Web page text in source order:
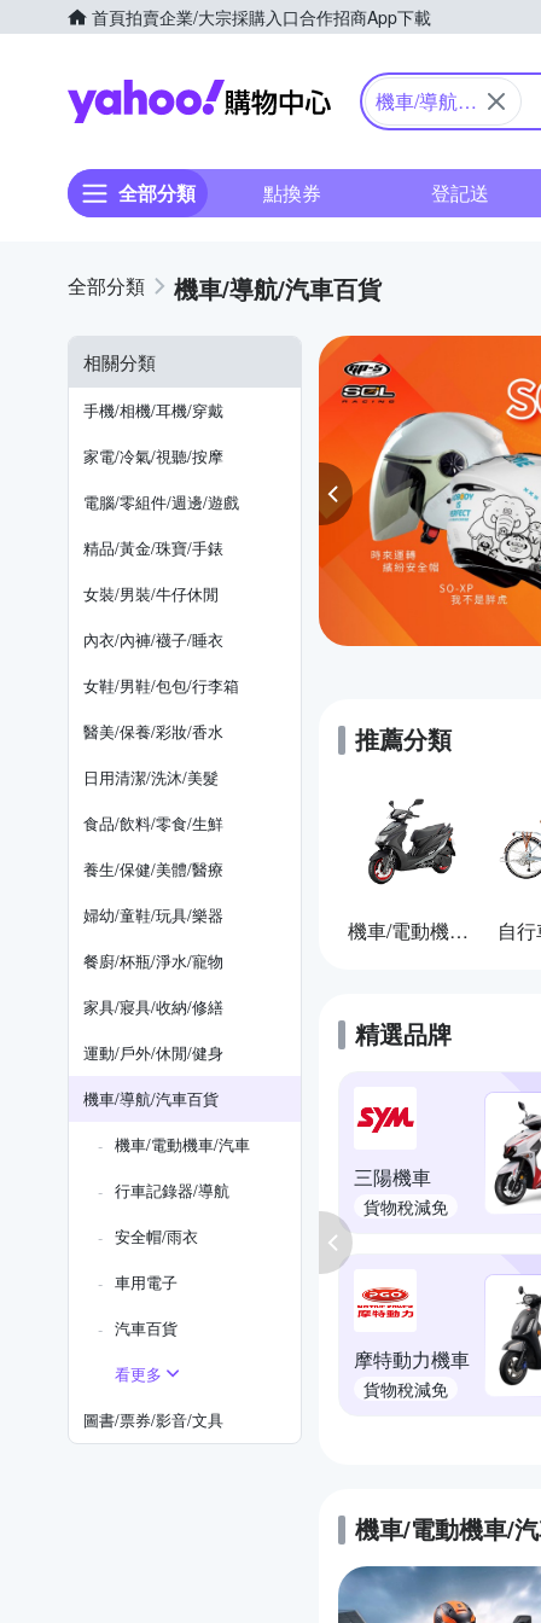
首頁拍賣企業/大宗採購入口合作招商App下載
Yahoo購物中心
機車/導航/
全部分類
點換券 登記送
機車/導航/汽車百貨
相關分類
手機/相機/耳機/穿戴
家電/冷氣/視聽/按摩
電腦/零組件/週邊/遊戲
精品/黃金/珠寶/手錶
女裝/男裝/牛仔休閒
內衣/內褲/襪子/睡衣
女鞋/男鞋/包包/行李箱
醫美/保養/彩妝/香水
日用清潔/洗沐/美髮
食品/飲料/零食/生鮮
養生/保健/美體/醫療
婦幼/童鞋/玩具/樂器
餐廚/杯瓶/淨水/寵物
家具/寢具/收納/修繕
運動/戶外/休閒/健身
機車/導航/汽車百貨
機車/電動機車/汽車
行車記錄器/導航
安全帽/雨衣
車用電子
汽車百貨
看更多
圖書/票券/影音/文具
推薦分類
機車/電動機車/汽車
精選品牌
三陽機車
貨物稅減免
摩特動力機車
貨物稅減免
機車/電動機車/